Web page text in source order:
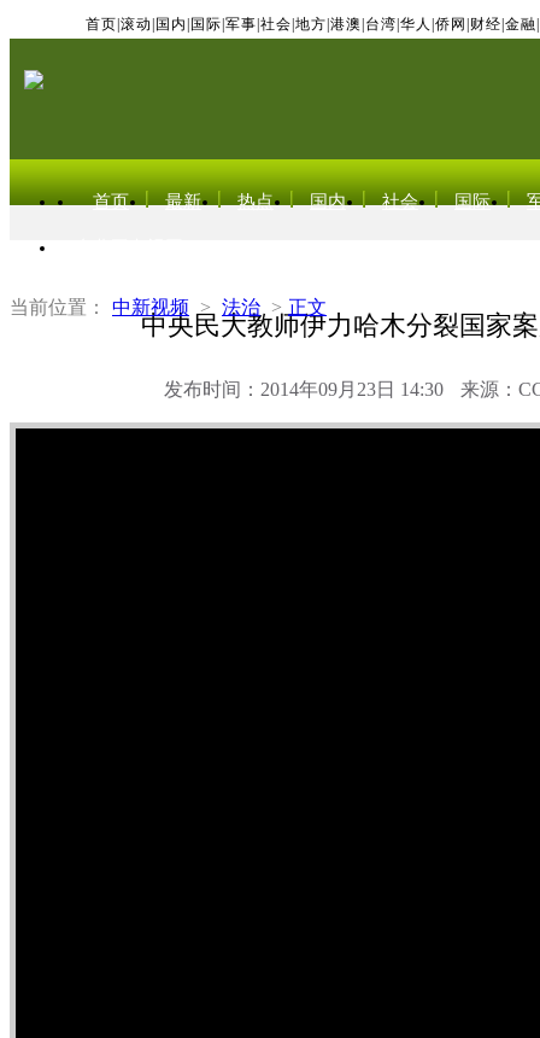
首页 滚动 国内 国际 军事 社会 地方 港澳 台湾 华人 侨网 财经 金融
首页 最新 热点 国内 社会 国际
当前位置： 中新视频 > 法治 > 正文
中央民大教师伊力哈木分裂国家
发布时间：2014年09月23日 14:30 来源：